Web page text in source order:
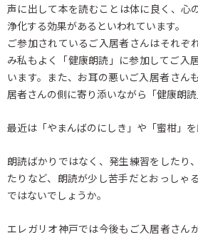
声に出して本を読むことは体に良く、心
浄化する効果があるといわれています。
ご参加されているご入居者さんはそれぞ
み私もよく「健康朗読」に参加してご入
います。また、お耳の悪いご入居者さん
居者さんの側に寄り添いながら「健康朗読
最近は「やまんばのにしき」や「蜜柑」を
朗読ばかりではなく、発生練習をしたり
たりなど、朗読が少し苦手だとおっしゃ
ではないでしょうか。
エレガリオ神戸では今後もご入居者さん